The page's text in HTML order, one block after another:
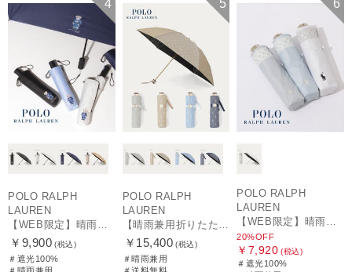
4
POLO RALPH
LAUREN
￥9,900 (税込)
＃遮光100%
WOMEN
5
POLO RALPH
LAUREN
￥15,400 (税込)
＃晴雨兼用
6
POLO RALPH
LAUREN
【WEB限定】晴雨兼用折りたたみ日傘 ポロ ラルフ ローレン（POLO RALPH LAUREN）シャンブレーレース 遮光100 UV100
20%OFF
￥7,920 (税込)
＃遮光100%